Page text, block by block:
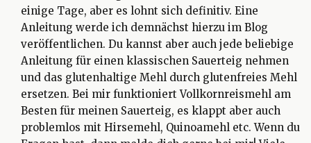
einige Tage, aber es lohnt sich definitiv. Eine
Anleitung werde ich demnächst hierzu im Blog
veröffentlichen. Du kannst aber auch jede beliebige
Anleitung für einen klassischen Sauerteig nehmen
und das glutenhaltige Mehl durch glutenfreies Mehl
ersetzen. Bei mir funktioniert Vollkornreismehl am
Besten für meinen Sauerteig, es klappt aber auch
problemlos mit Hirsemehl, Quinoamehl etc. Wenn du